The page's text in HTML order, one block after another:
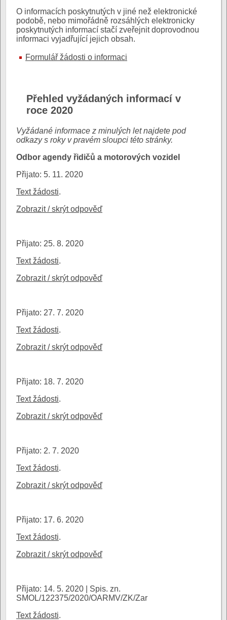
O informacích poskytnutých v jiné než elektronické
podobě, nebo mimořádně rozsáhlých elektronicky
poskytnutých informací stačí zveřejnit doprovodnou
informaci vyjadřující jejich obsah.
Formulář žádosti o informaci
Přehled vyžádaných informací v
roce 2020
Vyžádané informace z minulých let najdete pod
odkazy s roky v pravém sloupci této stránky.
Odbor agendy řidičů a motorových vozidel
Přijato: 5. 11. 2020
Text žádosti.
Zobrazit / skrýt odpověď
Přijato: 25. 8. 2020
Text žádosti.
Zobrazit / skrýt odpověď
Přijato: 27. 7. 2020
Text žádosti.
Zobrazit / skrýt odpověď
Přijato: 18. 7. 2020
Text žádosti.
Zobrazit / skrýt odpověď
Přijato: 2. 7. 2020
Text žádosti.
Zobrazit / skrýt odpověď
Přijato: 17. 6. 2020
Text žádosti.
Zobrazit / skrýt odpověď
Přijato: 14. 5. 2020 | Spis. zn.
SMOL/122375/2020/OARMV/ZK/Zar
Text žádosti.